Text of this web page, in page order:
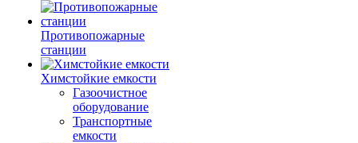
Противопожарные
станции
Химстойкие емкости
Газоочистное
оборудование
Транспортные
емкости